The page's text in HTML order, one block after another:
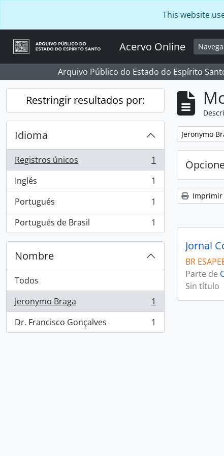
This website
Acervo Online
Arquivo Público do Estado do Espírito
Restringir resultados por:
Idioma
Registros únicos
, 1 resultados
1
Inglés
, 1 resultados
1
Portugués
, 1 resultados
1
Portugués de Brasil
, 1 resultados 1
Nombre
Todos
Jeronymo Braga
, 1 resultados
1
Dr. Francisco Gonçalves
, 1 resultados 1
Remove
Jeronymo
Imprimir
Jornal
BR
Parte de
Sin título